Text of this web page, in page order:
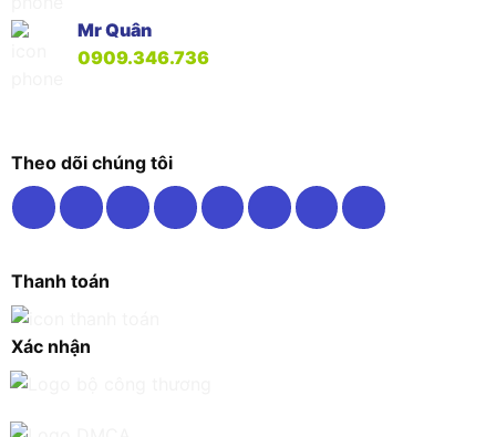
Mr Quân
0909.346.736
Theo dõi chúng tôi
Thanh toán
Xác nhận